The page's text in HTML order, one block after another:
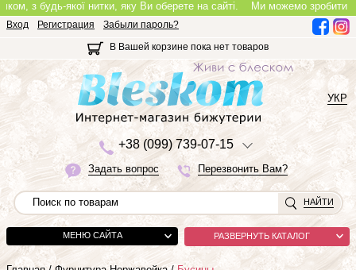
з будь-якої нитки, яку Ви оберете на сайті.Ми можемо зробити
Вход Регистрация
Забыли пароль?
В Вашей корзине пока нет товаров
+38 (099) 739-07-15
Задать вопрос Перезвонить Вам?
УКР
НАЙТИ
МЕНЮ САЙТА РАЗВЕРНУТЬ КАТАЛОГ